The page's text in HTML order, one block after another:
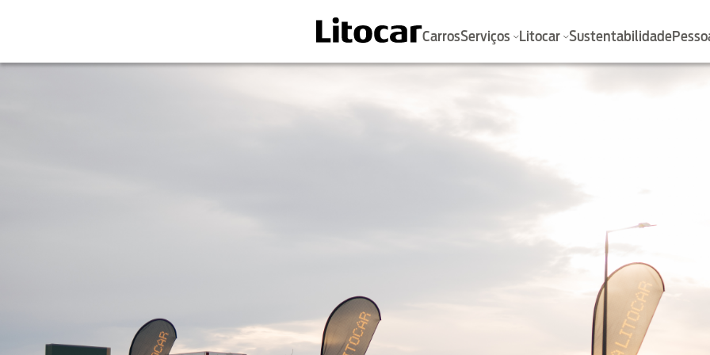
CarrosServiços Litocar Sustentabilidade